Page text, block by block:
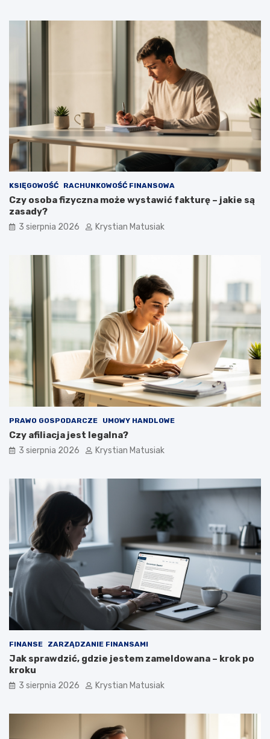
KSIĘGOWOŚĆ RACHUNKOWOŚĆ FINANSOWA
Czy osoba fizyczna może wystawić fakturę – jakie są
zasady?
3 sierpnia 2026 Krystian Matusiak
PRAWO GOSPODARCZE UMOWY HANDLOWE
Czy afiliacja jest legalna?
3 sierpnia 2026 Krystian Matusiak
FINANSE ZARZĄDZANIE FINANSAMI
Jak sprawdzić, gdzie jestem zameldowana – krok po
kroku
3 sierpnia 2026 Krystian Matusiak